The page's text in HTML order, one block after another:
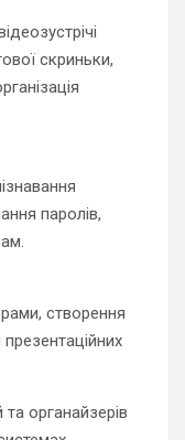
скриньки,
паролів,
створення
органайзерів